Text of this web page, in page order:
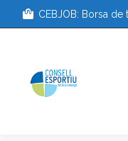
CEBJOB: Borsa de